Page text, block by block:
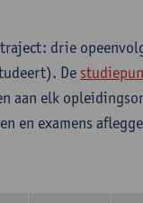
drie
De
aan elk
en examens